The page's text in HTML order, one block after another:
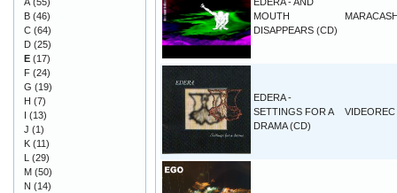
MOUTH
DISAPPEARS (CD)
EDERA -
SETTINGS FOR A
DRAMA (CD)
VIDEOREC
B (46)
C (64)
D (25)
E (17)
F (24)
G (19)
H (7)
I (13)
J (1)
K (11)
L (29)
M (50)
N (14)